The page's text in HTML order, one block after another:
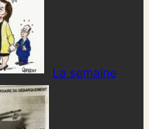
La semaine